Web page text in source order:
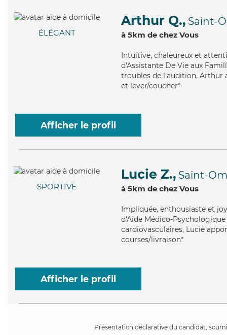
ÉLÉGANT
Arthur Q., Saint-
à 5km de chez Vous
Intuitive, chaleureux et
d'Assistante De Vie aux
troubles de l'audition, Arthur
et lever/coucher*
Afficher le profil
SPORTIVE
Lucie Z., Saint-
à 5km de chez Vous
Impliquée, enthousiaste et
d'Aide Médico-
cardiovasculaires, Lucie
courses/livraison*
Afficher le profil
Présentation déclarative du candidat,